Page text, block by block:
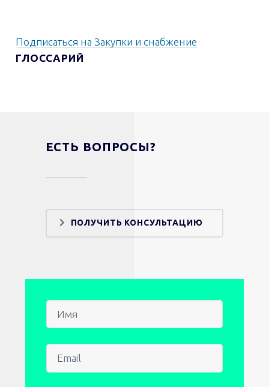
Подписаться на Закупки и снабжение
ГЛОССАРИЙ
ЕСТЬ ВОПРОСЫ?
ПОЛУЧИТЬ КОНСУЛЬТАЦИЮ